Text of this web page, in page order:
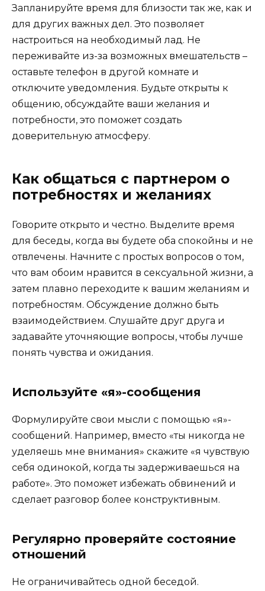
Запланируйте время для близости так же, как и
для других важных дел. Это позволяет
настроиться на необходимый лад. Не
переживайте из-за возможных вмешательств –
оставьте телефон в другой комнате и
отключите уведомления. Будьте открыты к
общению, обсуждайте ваши желания и
потребности, это поможет создать
доверительную атмосферу.
Как общаться с партнером о
потребностях и желаниях
Говорите открыто и честно. Выделите время
для беседы, когда вы будете оба спокойны и не
отвлечены. Начните с простых вопросов о том,
что вам обоим нравится в сексуальной жизни, а
затем плавно переходите к вашим желаниям и
потребностям. Обсуждение должно быть
взаимодействием. Слушайте друг друга и
задавайте уточняющие вопросы, чтобы лучше
понять чувства и ожидания.
Используйте «я»-сообщения
Формулируйте свои мысли с помощью «я»-
сообщений. Например, вместо «ты никогда не
уделяешь мне внимания» скажите «я чувствую
себя одинокой, когда ты задерживаешься на
работе». Это поможет избежать обвинений и
сделает разговор более конструктивным.
Регулярно проверяйте состояние
отношений
Не ограничивайтесь одной беседой.